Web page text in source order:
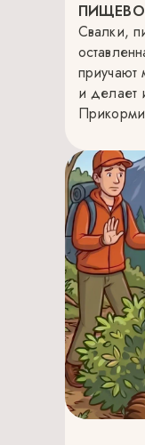
Свалки,
и делает